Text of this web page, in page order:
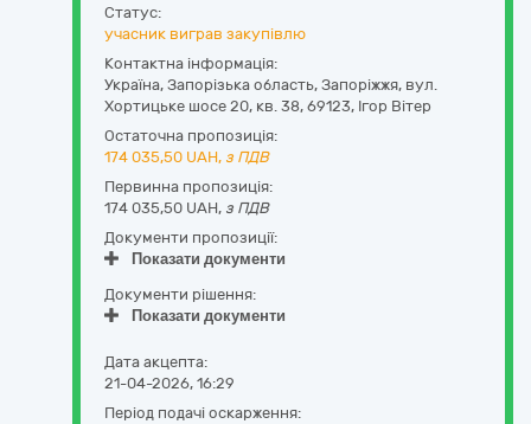
Статус:
учасник виграв закупівлю
Контактна інформація:
Україна, Запорізька область, Запоріжжя, вул.
Хортицьке шосе 20, кв. 38, 69123, Ігор Вітер
Остаточна пропозиція:
174 035,50 UAH, з ПДВ
Первинна пропозиція:
174 035,50 UAH, з ПДВ
Документи пропозиції:
Показати документи
Документи рішення:
Показати документи
Дата акцепта:
21-04-2026, 16:29
Період подачі оскарження: